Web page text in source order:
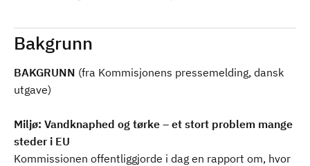
Bakgrunn
BAKGRUNN (fra Kommisjonens pressemelding, dansk
utgave)
Miljø: Vandknaphed og tørke – et stort problem mange
steder i EU
Kommissionen offentliggjorde i dag en rapport om, hvor